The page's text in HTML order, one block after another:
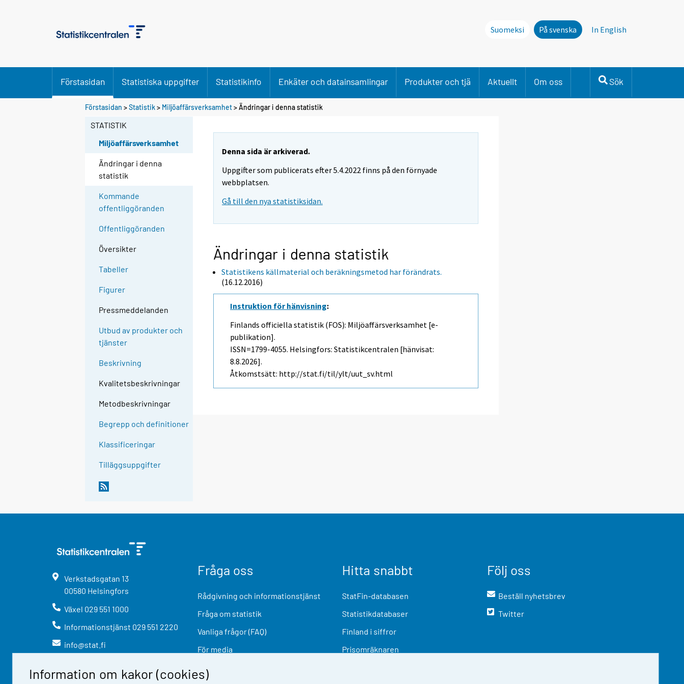
Information om kakor (cookies)
Suomeksi På svenska In English
Förstasidan Statistiska uppgifter Statistikinfo Enkäter och datainsamlingar Produkter och tjä Aktuellt Om oss Sök
Förstasidan >Statistik> Miljöaffärsverksamhet> Ändringar i denna statistik
STATISTIK
Miljöaffärsverksamhet
Ändringar i denna
statistik
Kommande
offentliggöranden
Offentliggöranden
Översikter
Tabeller
Figurer
Pressmeddelanden
Utbud av produkter och
tjänster
Beskrivning
Kvalitetsbeskrivningar
Metodbeskrivningar
Begrepp och definitioner
Klassificeringar
Tilläggsuppgifter
Denna sida är arkiverad.
Uppgifter som publicerats efter 5.4.2022 finns på den förnyade
webbplatsen.
Gå till den nya statistiksidan.
Ändringar i denna statistik
Statistikens källmaterial och beräkningsmetod har förändrats.
(16.12.2016)
Instruktion för hänvisning:
Finlands officiella statistik (FOS): Miljöaffärsverksamhet [e-
publikation].
ISSN=1799-4055. Helsingfors: Statistikcentralen [hänvisat:
8.8.2026].
Åtkomstsätt: http://stat.fi/til/ylt/uut_sv.html
Verkstadsgatan 13
00580 Helsingfors
Växel 029 551 1000
Informationstjänst 029 551 2220
info@stat.fi
Fråga oss
Rådgivning och informationstjänst
Fråga om statistik
Vanliga frågor (FAQ)
För media
Hitta snabbt
StatFin-databasen
Statistikdatabaser
Finland i siffror
Prisomräknaren
Följ oss
Beställ nyhetsbrev
Twitter